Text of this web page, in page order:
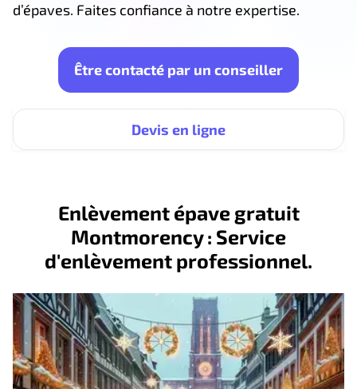
d’épaves. Faites confiance à notre expertise.
Être contacté par un conseiller
Devis en ligne
Enlèvement épave gratuit
Montmorency : Service
d'enlèvement professionnel.